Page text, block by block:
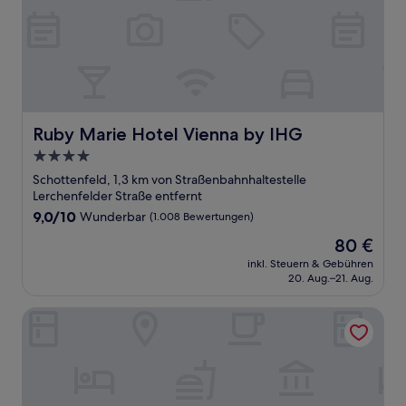
Ruby Marie Hotel Vienna by IHG
Ruby Marie Hotel Vienna by IHG
4.0-
Sterne-
Unterkunft
Schottenfeld, 1,3 km von Straßenbahnhaltestelle
Lerchenfelder Straße entfernt
9.0
9,0/10 Wunderbar (1.008 Bewertungen)
Der
Preis
beträgt
80 €
inkl. Steuern & Gebühren
20. Aug.–21. Aug.